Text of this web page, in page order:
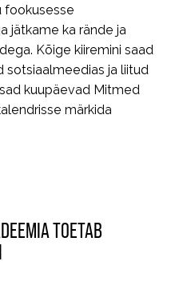
fookusesse
jätkame ka rände ja
Kõige kiiremini saad
sotsiaalmeedias ja liitud
kuupäevad Mitmed
märkida
TOETAB